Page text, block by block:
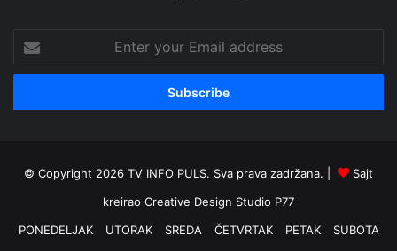
your
Email
© Copyright 2026 TV INFO PULS. Sva prava zadržana. |
Sajt
kreirao Creative Design Studio P77
PONEDELJAK
UTORAK SREDA ČETVRTAK PETAK
SUBOTA